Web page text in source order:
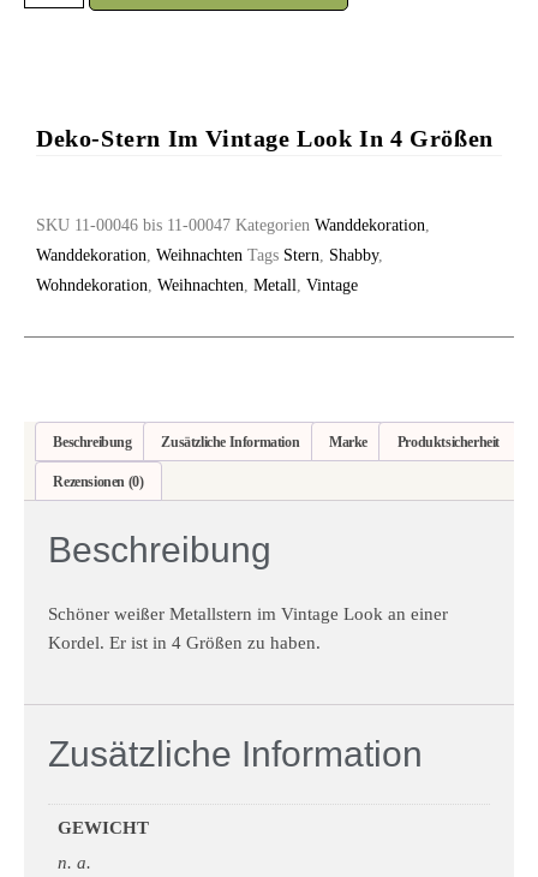
Deko-Stern Im Vintage Look In 4 Größen
SKU 11-00046 bis 11-00047 Kategorien Wanddekoration
Wanddekoration Weihnachten Tags Stern Shabby,
Wohndekoration Weihnachten Metall Vintage
Beschreibung Zusätzliche Information Marke Produktsicherheit
Rezensionen (0)
Beschreibung
Schöner weißer Metallstern im Vintage Look an einer
Kordel. Er ist in 4 Größen zu haben.
Zusätzliche Information
GEWICHT
n. a.